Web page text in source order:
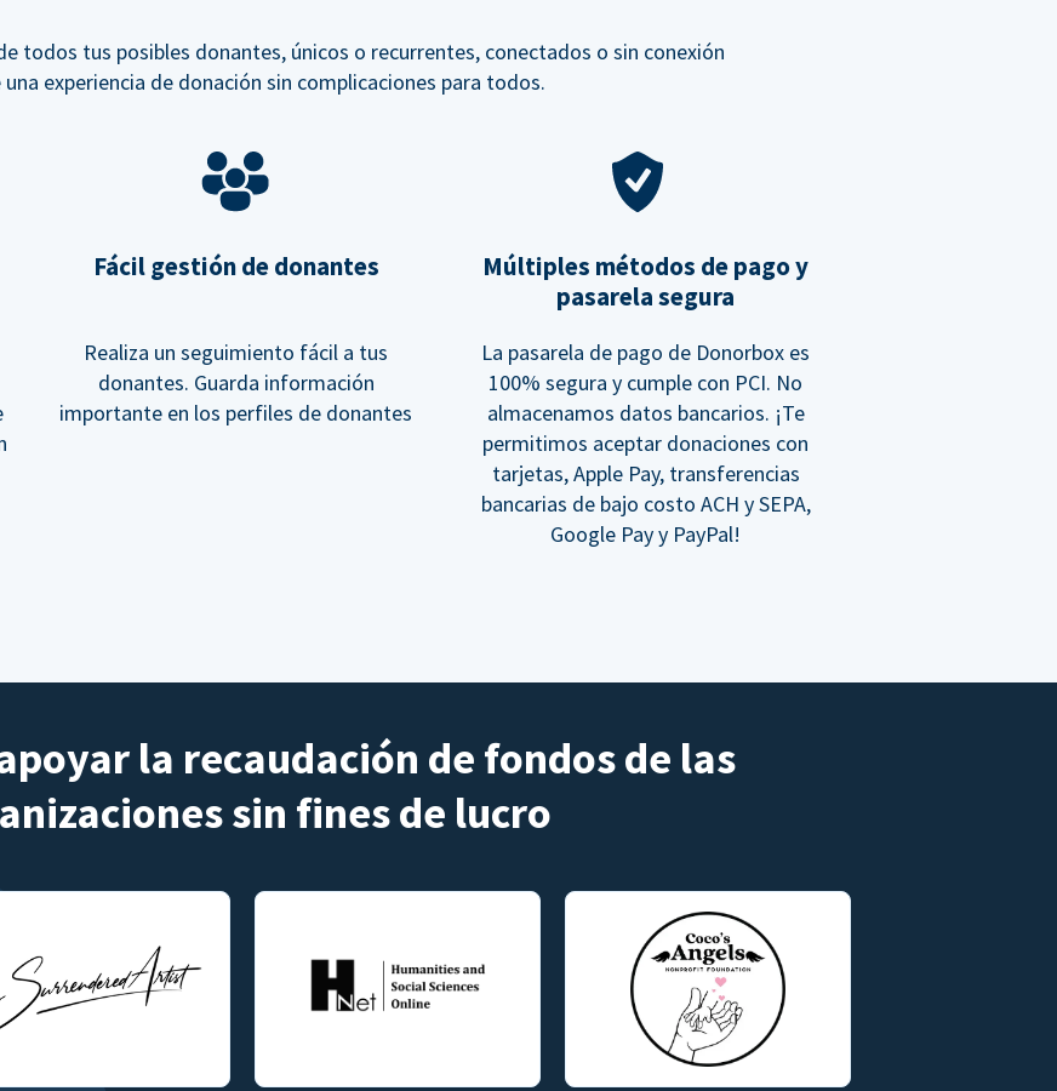
todos tus posibles donantes, únicos o recurrentes, conectados o sin conexión
una experiencia de donación sin complicaciones para todos.
Fácil gestión de donantes
Realiza un seguimiento fácil a tus
donantes. Guarda información
importante en los perfiles de donantes
Múltiples métodos de pago y
pasarela segura
La pasarela de pago de Donorbox es
100% segura y cumple con PCI. No
almacenamos datos bancarios. ¡Te
permitimos aceptar donaciones con
tarjetas, Apple Pay, transferencias
bancarias de bajo costo ACH y SEPA,
Google Pay y PayPal!
la recaudación de fondos de las
sin fines de lucro